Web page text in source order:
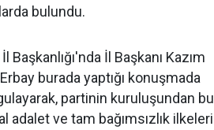
bulundu.
Başkanlığı'nda İl Başkanı Kazım
burada yaptığı konuşmada
partinin kuruluşundan bu
ve tam bağımsızlık ilkeleri